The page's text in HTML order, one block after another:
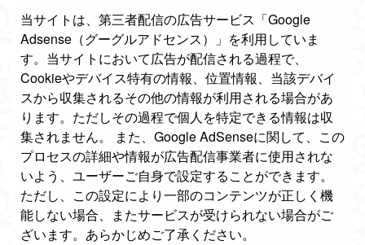
当サイトは、第三者配信の広告サービス「Google
Adsense（グーグルアドセンス）」を利用していま
す。当サイトにおいて広告が配信される過程で、
Cookieやデバイス特有の情報、位置情報、当該デバイ
スから収集されるその他の情報が利用される場合があ
ります。ただしその過程で個人を特定できる情報は収
集されません。 また、Google AdSenseに関して、この
プロセスの詳細や情報が広告配信事業者に使用されな
いよう、ユーザーご自身で設定することができます。
ただし、この設定により一部のコンテンツが正しく機
能しない場合、またサービスが受けられない場合がご
ざいます。あらかじめご了承ください。